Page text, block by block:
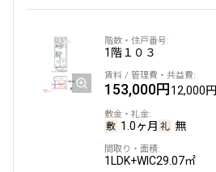
1階１０３
153,000円12,000円
1.0ヶ月 無
1LDK+WIC29.07㎡